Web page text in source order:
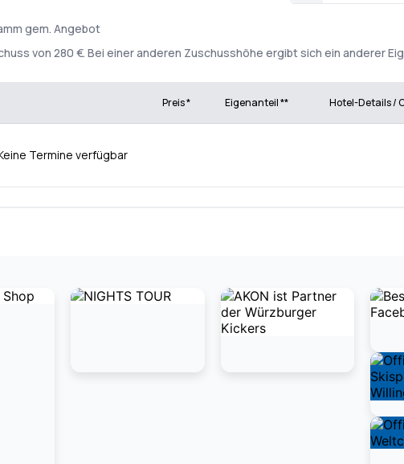
gem. Angebot
von 280 €. Bei einer anderen Zuschusshöhe ergibt sich ein anderer
Preis * Eigenanteil ** Hotel-Details /
Termine verfügbar